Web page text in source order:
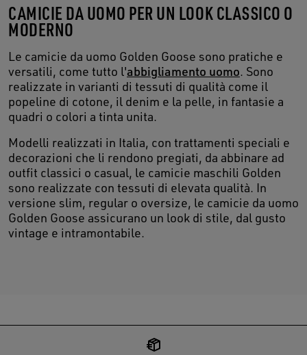
CAMICIE DA UOMO PER UN LOOK CLASSICO O
MODERNO
Le camicie da uomo Golden Goose sono pratiche e
versatili, come tutto l'abbigliamento uomo. Sono
realizzate in varianti di tessuti di qualità come il
popeline di cotone, il denim e la pelle, in fantasie a
quadri o colori a tinta unita.
Modelli realizzati in Italia, con trattamenti speciali e
decorazioni che li rendono pregiati, da abbinare ad
outfit classici o casual, le camicie maschili Golden
sono realizzate con tessuti di elevata qualità. In
versione slim, regular o oversize, le camicie da uomo
Golden Goose assicurano un look di stile, dal gusto
vintage e intramontabile.